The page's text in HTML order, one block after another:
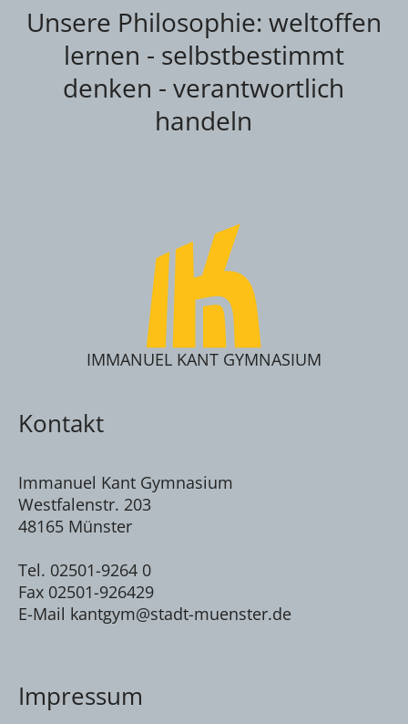
Unsere Philosophie: weltoffen
lernen - selbstbestimmt
denken - verantwortlich
handeln
IMMANUEL KANT GYMNASIUM
Kontakt
Immanuel Kant Gymnasium
Westfalenstr. 203
48165 Münster
Tel. 02501-9264 0
Fax 02501-926429
E-Mail kantgym@stadt-muenster.de
Impressum